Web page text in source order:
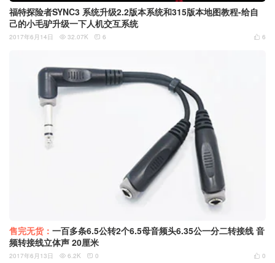
福特探险者SYNC3 系统升级2.2版本系统和315版本地图教程-给自
己的小毛驴升级一下人机交互系统
 6
2017年6月14日  32.07K  6
售完无货： 一百多条6.5公转2个6.5母音频头6.35公一分二转接线 音
频转接线立体声 20厘米
 0
2017年6月13日  6.2K  0